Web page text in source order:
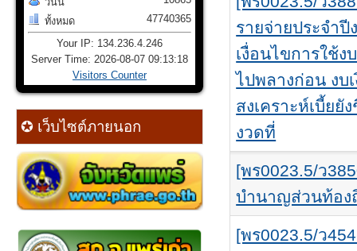
ทั้งหมด
47740365
Your IP: 134.236.4.246
Server Time: 2026-08-07 09:13:18
Visitors Counter
✪ เว็บไซต์ภายนอก
รายจ่ายประจำ
เงื่อนไขการใช้
ไปพลางก่อน ง
สงเคราะห์เบี้ยยั
งวดที่
[พร0023.5/ว
บำนาญส่วนท้อง
[พร0023.5/ว